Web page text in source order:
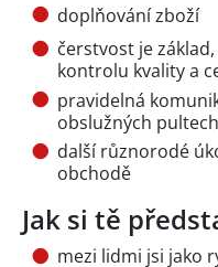
doplňování zboží
čerstvost je
kontrolu kvality a
pravidelná
obslužných
další různorodé
obchodě
Jak si tě
mezi lidmi jsi jako